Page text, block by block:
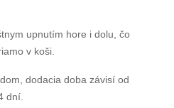
upnutím hore i dolu, čo
v koši.
dodacia doba závisí od
dní.